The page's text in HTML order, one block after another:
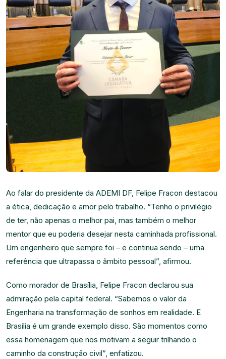
Ao falar do presidente da ADEMI DF, Felipe Fracon destacou
a ética, dedicação e amor pelo trabalho. “Tenho o privilégio
de ter, não apenas o melhor pai, mas também o melhor
mentor que eu poderia desejar nesta caminhada profissional.
Um engenheiro que sempre foi – e continua sendo – uma
referência que ultrapassa o âmbito pessoal”, afirmou.
Como morador de Brasília, Felipe Fracon declarou sua
admiração pela capital federal. “Sabemos o valor da
Engenharia na transformação de sonhos em realidade. E
Brasília é um grande exemplo disso. São momentos como
essa homenagem que nos motivam a seguir trilhando o
caminho da construção civil”, enfatizou.